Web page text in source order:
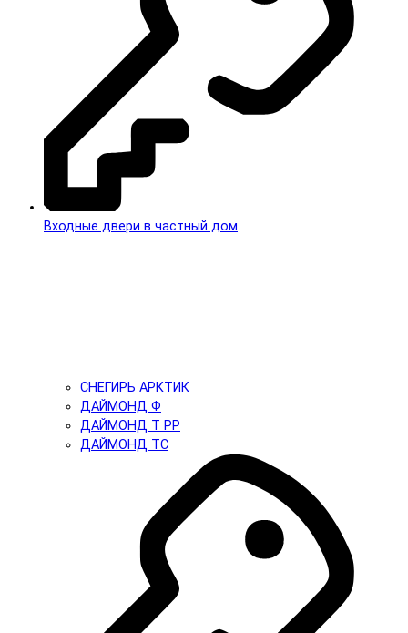
Входные двери в частный дом
СНЕГИРЬ АРКТИК
ДАЙМОНД Ф
ДАЙМОНД Т PP
ДАЙМОНД ТС